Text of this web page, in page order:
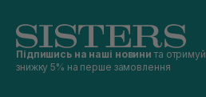
Підпишись на наші новини та отримуй
знижку 5% на перше замовлення